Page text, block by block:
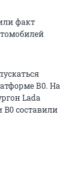
факт
В0. На
Lada
составили